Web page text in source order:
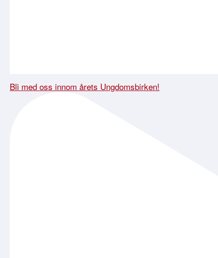
Bli med oss innom årets Ungdomsbirken!